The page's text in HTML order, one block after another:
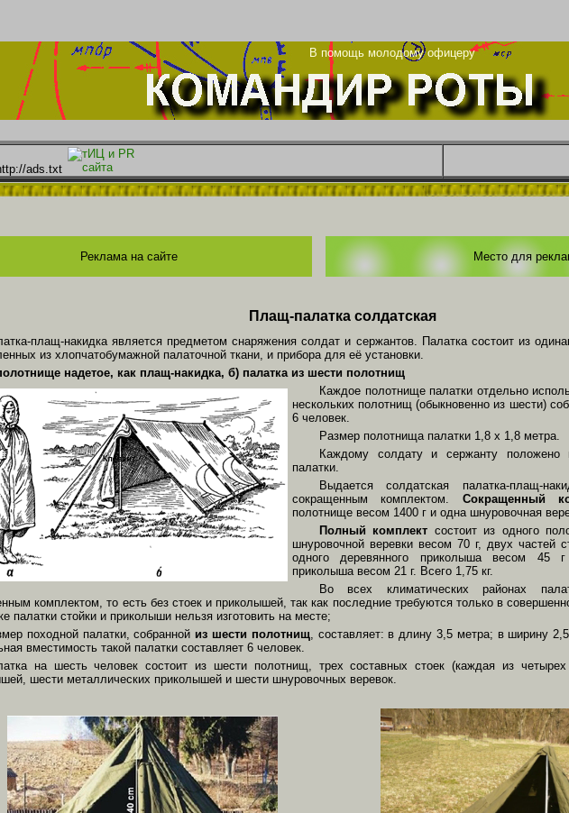
В помощь молодому офицеру
ads.txt
Реклама на сайте Место для
Плащ-палатка солдатская
плащ-накидка является предметом снаряжения солдат и сержантов. Палатка состоит из
из хлопчатобумажной палаточной ткани, и прибора для её установки.
надетое, как плащ-накидка, б) палатка из шести полотнищ
Каждое полотнище палатки отдельно
нескольких полотнищ (обыкновенно из шести)
6 человек.
Размер полотнища палатки 1,8 х 1,8 метра.
Каждому солдату и сержанту положено
палатки.
Выдается солдатская палатка-плащ-
сокращенным комплектом. Сокращенный
полотнище весом 1400 г и одна шнуровочная
Полный комплект состоит из одного
шнуровочной веревки весом 70 г, двух частей
одного деревянного приколыша весом 45
приколыша весом 21 г. Всего 1,75 кг.
Во всех климатических районах
комплектом, то есть без стоек и приколышей, так как последние требуются только в
палатки стойки и приколыши нельзя изготовить на месте;
походной палатки, собранной из шести полотнищ, составляет: в длину 3,5 метра; в ширину
вместимость такой палатки составляет 6 человек.
на шесть человек состоит из шести полотнищ, трех составных стоек (каждая из
шести металлических приколышей и шести шнуровочных веревок.